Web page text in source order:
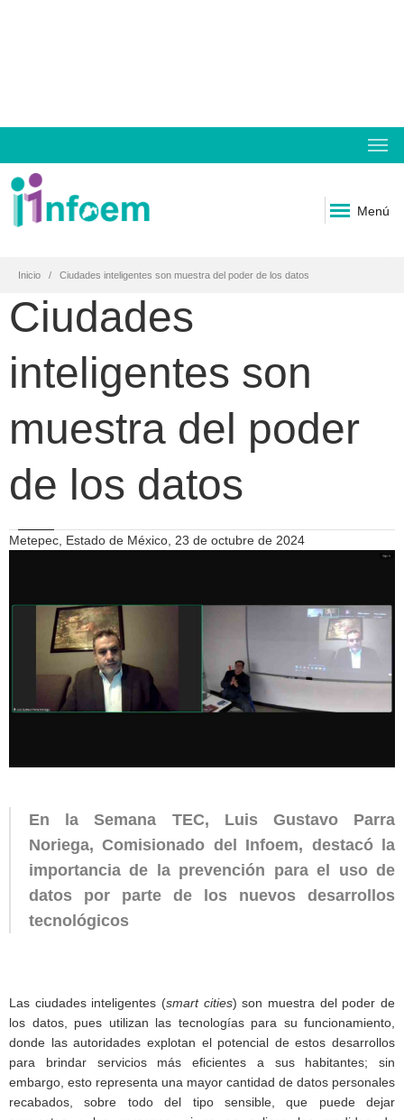
Menú
Inicio Ciudades inteligentes son muestra del poder de los datos
Ciudades
inteligentes son
muestra del poder
de los datos
Metepec, Estado de México, 23 de octubre de 2024
En la Semana TEC, Luis Gustavo Parra
Noriega, Comisionado del Infoem, destacó la
importancia de la prevención para el uso de
datos por parte de los nuevos desarrollos
tecnológicos
Las ciudades inteligentes (smart cities) son muestra del poder de
los datos, pues utilizan las tecnologías para su funcionamiento,
donde las autoridades explotan el potencial de estos desarrollos
para brindar servicios más eficientes a sus habitantes; sin
embargo, esto representa una mayor cantidad de datos personales
recabados, sobre todo del tipo sensible, que puede dejar